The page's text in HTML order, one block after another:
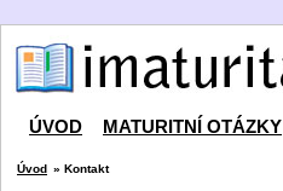
ÚVOD MATURITNÍ OTÁZKY
Úvod » Kontakt